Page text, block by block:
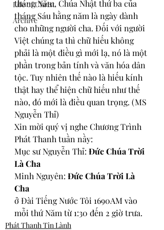
Life of Christ
Archive
tháng Năm, Chúa Nhật thứ ba của
tháng Sáu hằng năm là ngày dành
cho những người cha. Ðối với người
Việt chúng ta thì chữ hiếu không
phải là một điều gì mới lạ, nó là một
phần trong bản tính và văn hóa dân
tộc. Tuy nhiên thế nào là hiếu kính
thật hay thể hiện chữ hiếu như thế
nào, đó mới là điều quan trọng. (MS
Nguyễn Thỉ)
Xin mời quý vị nghe Chương Trình
Phát Thanh tuần nầy:
Mục sư Nguyễn Thỉ: Ðức Chúa Trời
Là Cha
Minh Nguyên: Ðức Chúa Trời Là
Cha
ở Đài Tiếng Nước Tôi 1690AM vào
mỗi thứ Năm từ 1:30 đến 2 giờ trưa.
Phát Thanh Tin Lành